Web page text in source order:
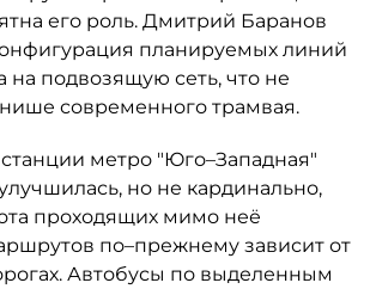
его роль. Дмитрий Баранов
планируемых линий
на подвозящую сеть, что не
нише современного трамвая.
метро "Юго–Западная"
но не кардинально,
проходящих мимо неё
по–прежнему зависит от
Автобусы по выделенным